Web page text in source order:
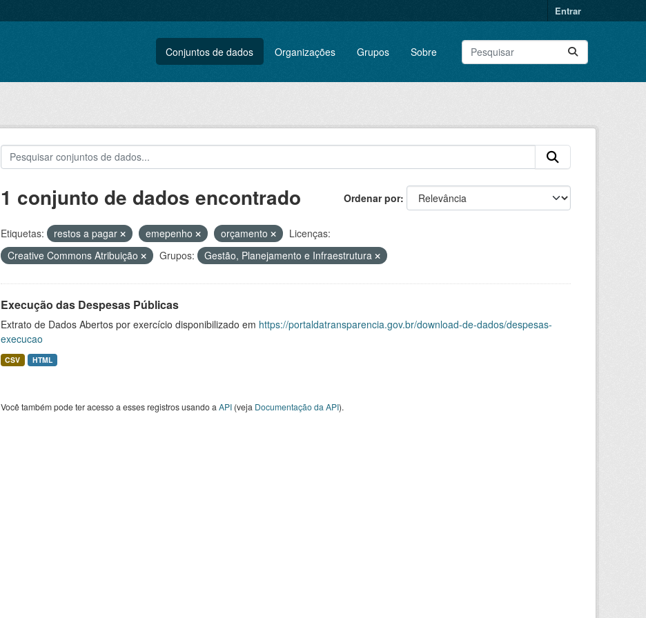
Entrar
Conjuntos de dados Organizações Grupos Sobre
Ordenar por
1 conjunto de dados encontrado
Etiquetas: restos a pagar emepenho orçamento
Licenças:
Creative Commons Atribuição
Grupos: Gestão, Planejamento e Infraestrutura
Execução das Despesas Públicas
Extrato de Dados Abertos por exercício disponibilizado em https://portaldatransparencia.gov.br/download-de-dados/despesas-
execucao
CSV HTML
Você também pode ter acesso a esses registros usando a API(veja Documentação da API).